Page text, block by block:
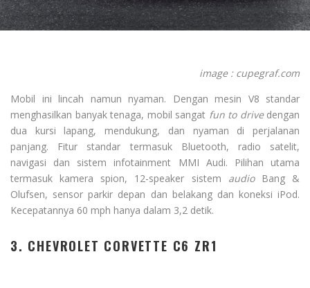
image : cupegraf.com
Mobil ini lincah namun nyaman. Dengan mesin V8 standar
menghasilkan banyak tenaga, mobil sangat fun to drivedengan
dua kursi lapang, mendukung, dan nyaman di perjalanan
panjang. Fitur standar termasuk Bluetooth, radio satelit,
navigasi dan sistem infotainment MMI Audi. Pilihan utama
termasuk kamera spion, 12-speaker sistem audioBang &
Olufsen, sensor parkir depan dan belakang dan koneksi iPod.
Kecepatannya 60 mph hanya dalam 3,2 detik.
3. CHEVROLET CORVETTE C6 ZR1